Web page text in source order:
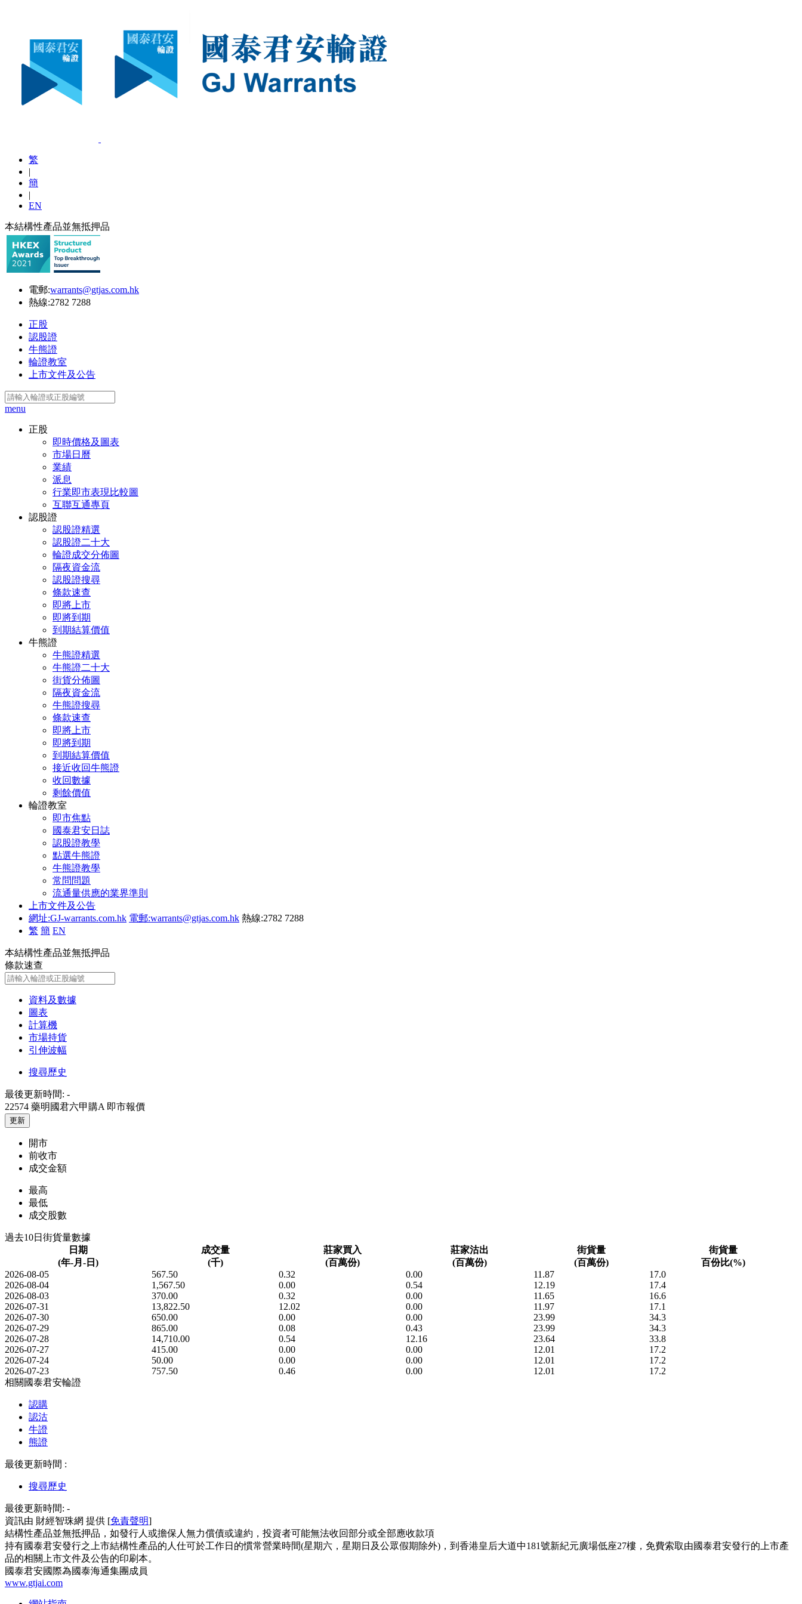
繁
|
簡
|
EN
本結構性產品並無抵押品
電郵:warrants@gtjas.com.hk
熱線:2782 7288
正股
認股證
牛熊證
輪證教室
上市文件及公告
menu
正股
即時價格及圖表
市場日曆
業績
派息
行業即市表現比較圖
互聯互通專頁
認股證
認股證精選
認股證二十大
輪證成交分佈圖
隔夜資金流
認股證搜尋
條款速查
即將上市
即將到期
到期結算價值
牛熊證
牛熊證精選
牛熊證二十大
街貨分佈圖
隔夜資金流
牛熊證搜尋
條款速查
即將上市
即將到期
到期結算價值
接近收回牛熊證
收回數據
剩餘價值
輪證教室
即市焦點
國泰君安日誌
認股證教學
點選牛熊證
牛熊證教學
常問問題
流通量供應的業界準則
上市文件及公告
網址:GJ-warrants.com.hk 電郵:warrants@gtjas.com.hk 熱線:2782 7288
繁 簡 EN
本結構性產品並無抵押品
條款速查
資料及數據
圖表
計算機
市場持貨
引伸波幅
搜尋歷史
最後更新時間: -
22574 藥明國君六甲購A 即市報價
更新
開市
前收市
成交金額
最高
最低
成交股數
過去10日街貨量數據
日期
(年-月-日)
成交量
(千)
莊家買入
(百萬份)
莊家沽出
(百萬份)
街貨量
(百萬份)
街貨量
百份比(%)
2026-08-05
567.50 0.32 0.00 11.87
17.0
2026-08-04
1,567.50 0.00 0.54 12.19
17.4
2026-08-03
370.00 0.32 0.00 11.65
16.6
2026-07-31
13,822.50 12.02 0.00 11.97
17.1
2026-07-30
650.00 0.00 0.00 23.99
34.3
2026-07-29
865.00 0.08 0.43 23.99
34.3
2026-07-28
14,710.00 0.54 12.16 23.64
33.8
2026-07-27
415.00 0.00 0.00 12.01
17.2
2026-07-24
50.00 0.00 0.00 12.01
17.2
2026-07-23
757.50 0.46 0.00 12.01
17.2
相關國泰君安輪證
認購
認沽
牛證
熊證
最後更新時間 :
搜尋歷史
最後更新時間: -
資訊由 財經智珠網 提供 [免責聲明]
結構性產品並無抵押品，如發行人或擔保人無力償債或違約，投資者可能無法收回部分或全部應收款項
持有國泰君安發行之上市結構性產品的人仕可於工作日的慣常營業時間(星期六，星期日及公眾假期除外)，到香港皇后大道中181號新紀元廣場低座27樓，免費索取由國泰君安發行的上市產
品的相關上市文件及公告的印刷本。
國泰君安國際為國泰海通集團成員
www.gtjai.com